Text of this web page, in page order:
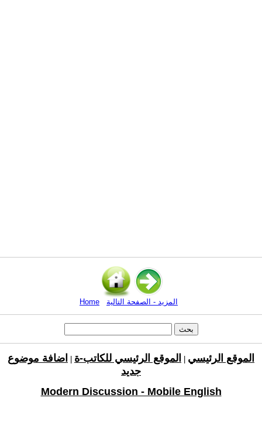
Home المزيد - الصفحة التالية
الموقع الرئيسي الموقع الرئيسي للكاتب-ة
اضافة موضوع
جديد
Modern Discussion - Mobile English